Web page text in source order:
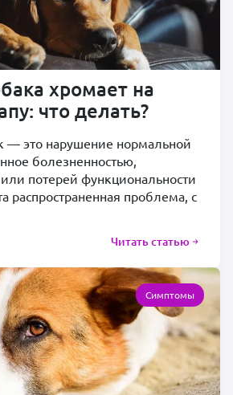
хромает на
что делать?
— это нарушение нормальной
болезненностью,
потерей функциональности
распространенная проблема, с
Читать статью
Симптомы